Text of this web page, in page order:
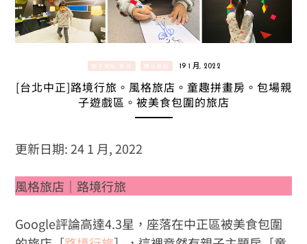
親子景點/美食 雙北景點 19 1 月, 2022
[台北中正]路境行旅。風格旅店。童趣拼畫房。包場親
子遊戲區。被美食包圍的旅店
更新日期: 24 1 月, 2022
風格旅店｜路境行旅
Google評論高達4.3星，座落在中正區被美食包圍